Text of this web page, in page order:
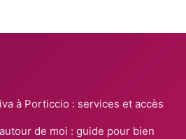
à Porticcio : services et accès
de moi : guide pour bien